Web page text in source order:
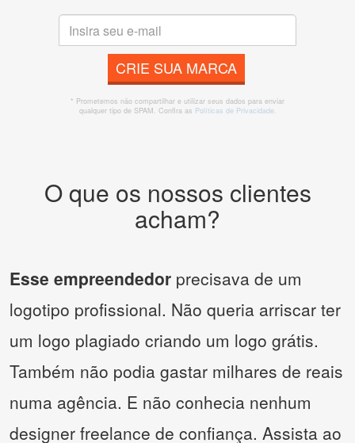
CRIE SUA MARCA
* Prometemos não compartilhar e utilizar seus dados para enviar
qualquer tipo de SPAM. Confira as Políticas de Privacidade.
O que os nossos clientes
acham?
Esse empreendedor precisava de um
logotipo profissional. Não queria arriscar ter
um logo plagiado criando um logo grátis.
Também não podia gastar milhares de reais
numa agência. E não conhecia nenhum
designer freelance de confiança. Assista ao